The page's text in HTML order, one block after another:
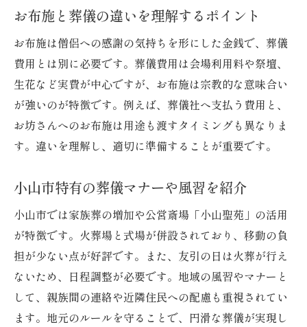
葬儀社選びで比較すべき費用と内容とは
費用削減でも外せない葬儀の礼儀と配慮
葬儀費用節約と満足度のバランスを保つコ
ツ
家族葬に適したお布施の渡し方と配慮点
家族葬でのお布施準備と渡し方の基本
お布施の金額や封筒の選び方を解説
家族葬特有の注意すべきマナーと配慮点
お坊さんに感謝を伝える適切なタイミング
家族葬の葬儀とお布施のバランスを考える
小山市の葬儀補助金制度と申請方法とは
小山市で利用できる葬儀補助金の種類紹介
お布施と葬儀の違いを理解するポイント
お布施は僧侶への感謝の気持ちを形にした金銭で、葬儀
費用とは別に必要です。葬儀費用は会場利用料や祭壇、
生花など実費が中心ですが、お布施は宗教的な意味合い
が強いのが特徴です。例えば、葬儀社へ支払う費用と、
お坊さんへのお布施は用途も渡すタイミングも異なりま
す。違いを理解し、適切に準備することが重要です。
小山市特有の葬儀マナーや風習を紹介
小山市では家族葬の増加や公営斎場「小山聖苑」の活用
が特徴です。火葬場と式場が併設されており、移動の負
担が少ない点が好評です。また、友引の日は火葬が行え
ないため、日程調整が必要です。地域の風習やマナーと
して、親族間の連絡や近隣住民への配慮も重視されてい
ます。地元のルールを守ることで、円滑な葬儀が実現し